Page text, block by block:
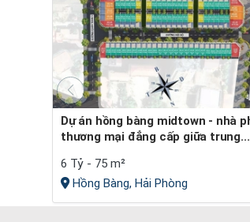
Dự án hồng bàng midtown - nhà phố
thương mại đẳng cấp giữa trung...
6 Tỷ - 75 m²
Hồng Bàng, Hải Phòng